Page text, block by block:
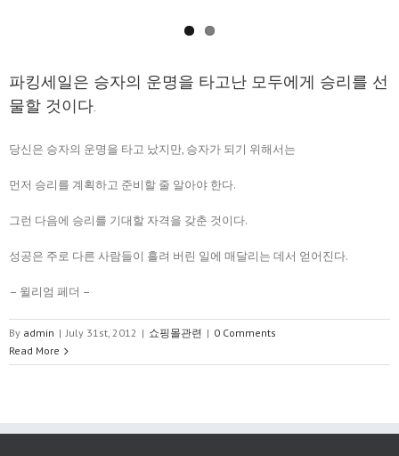
파킹세일은 승자의 운명을 타고난 모두에게 승리를 선
물할 것이다.
당신은 승자의 운명을 타고 났지만, 승자가 되기 위해서는
먼저 승리를 계획하고 준비할 줄 알아야 한다.
그런 다음에 승리를 기대할 자격을 갖춘 것이다.
성공은 주로 다른 사람들이 흘려 버린 일에 매달리는 데서 얻어진다.
– 윌리엄 페더 –
By admin | July 31st, 2012 | 쇼핑몰관련 | 0 Comments
Read More